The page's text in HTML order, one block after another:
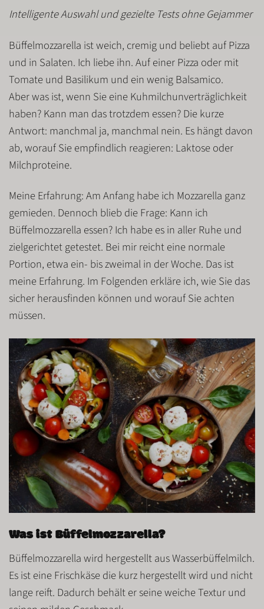
Intelligente Auswahl und gezielte Tests ohne Gejammer
Büffelmozzarella ist weich, cremig und beliebt auf Pizza
und in Salaten. Ich liebe ihn. Auf einer Pizza oder mit
Tomate und Basilikum und ein wenig Balsamico.
Aber was ist, wenn Sie eine Kuhmilchunverträglichkeit
haben? Kann man das trotzdem essen? Die kurze
Antwort: manchmal ja, manchmal nein. Es hängt davon
ab, worauf Sie empfindlich reagieren: Laktoseoder
Milchproteine.
Meine Erfahrung: Am Anfang habe ich Mozzarella ganz
gemieden. Dennoch blieb die Frage: Kann ich
Büffelmozzarella essen? Ich habe es in aller Ruhe und
zielgerichtet getestet. Bei mir reicht eine normale
Portion, etwa ein- bis zweimal in der Woche. Das ist
meine Erfahrung. Im Folgenden erkläre ich, wie Sie das
sicher herausfinden können und worauf Sie achten
müssen.
Was ist Büffelmozzarella?
Büffelmozzarella wird hergestellt ausWasserbüffelmilch.
Es ist eineFrischkäsediekurzhergestellt wird und nicht
lange reift. Dadurch behält er seine weiche Textur und